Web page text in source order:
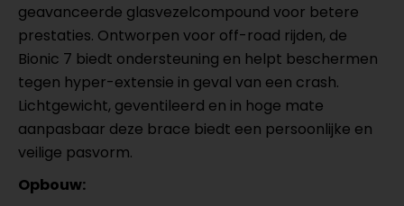
geavanceerde glasvezelcompound voor betere
prestaties. Ontworpen voor off-road rijden, de
Bionic 7 biedt ondersteuning en helpt beschermen
tegen hyper-extensie in geval van een crash.
Lichtgewicht, geventileerd en in hoge mate
aanpasbaar deze brace biedt een persoonlijke en
veilige pasvorm.
Opbouw: